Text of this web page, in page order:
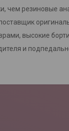
чем резиновые
высокие
и